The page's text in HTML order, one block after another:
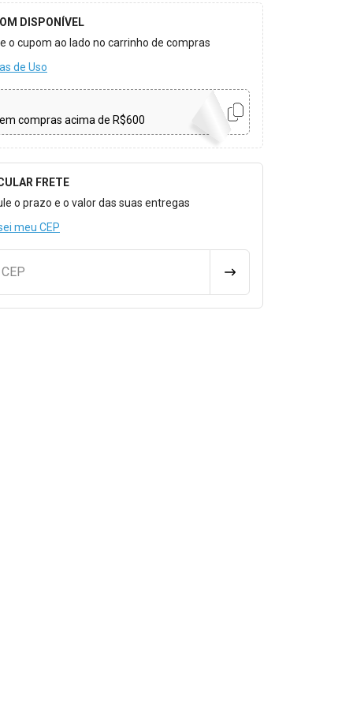
DISPONÍVEL
o cupom ao lado no carrinho de compras
de Uso
compras acima de R$600
para Calcular o Frete
FRETE
o prazo e o valor das suas entregas
meu CEP
CALCULAR FRETE